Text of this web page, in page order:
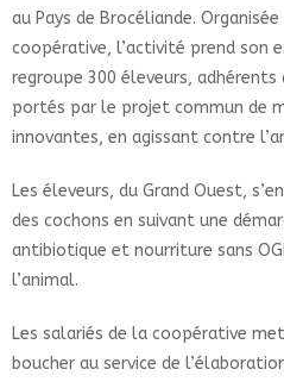
au Pays de Brocéliande.
coopérative, l’activité prend son
regroupe 300 éleveurs,
portés par le projet commun de
innovantes, en agissant contre
Les éleveurs, du Grand Ouest,
des cochons en suivant une
antibiotique et nourriture sans
l’animal.
Les salariés de la coopérative
boucher au service de